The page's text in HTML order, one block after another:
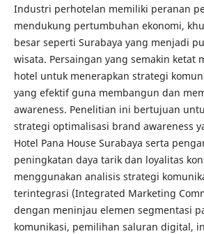
Industri perhotelan memiliki peranan
mendukung pertumbuhan ekonomi,
besar seperti Surabaya yang menjadi
wisata. Persaingan yang semakin ketat
hotel untuk menerapkan strategi
yang efektif guna membangun dan
awareness. Penelitian ini bertujuan
strategi optimalisasi brand awareness
Hotel Pana House Surabaya serta
peningkatan daya tarik dan loyalitas
menggunakan analisis strategi
terintegrasi (Integrated Marketing
dengan meninjau elemen segmentasi
komunikasi, pemilihan saluran digital,